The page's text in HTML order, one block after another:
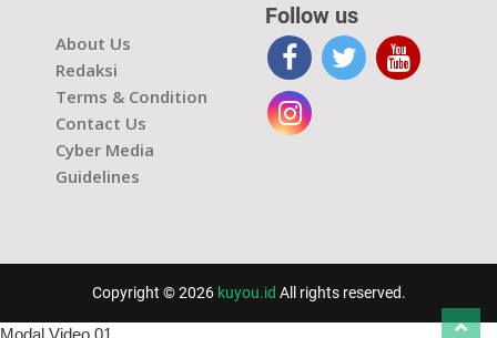
About Us
Redaksi
Terms & Condition
Contact Us
Cyber Media
Guidelines
Follow us
Copyright © 2026 kuyou.id All rights reserved.
Modal Video 01